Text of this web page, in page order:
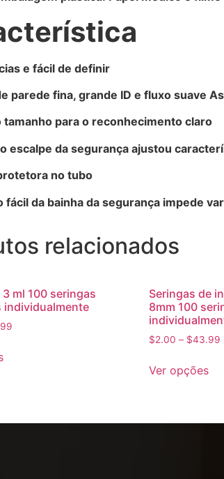
e fácil de definir
parede fina, grande ID e fluxo suave
tamanho para o reconhecimento claro
escalpe da segurança ajustou
no tubo
fácil da bainha da segurança impede
relacionados
3 ml 100 seringas
individualmente
Seringas de
8mm 100
$2.00 – $43.99
Ver opções